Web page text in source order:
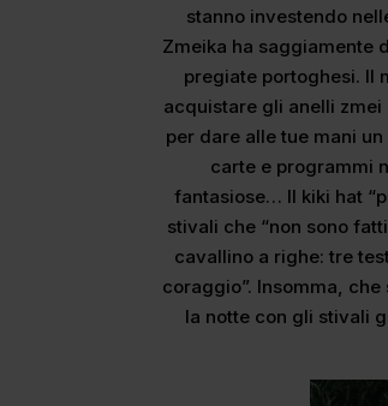
stanno investendo
Zmeika ha saggiamente
pregiate portoghesi. Il
acquistare gli anelli
per dare alle tue mani
carte e programmi
fantasiose… Il kiki hat
stivali che “non sono
cavallino a righe: tre
coraggio”. Insomma,
la notte con gli stivali